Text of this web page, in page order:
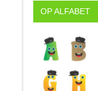
OP ALFABET